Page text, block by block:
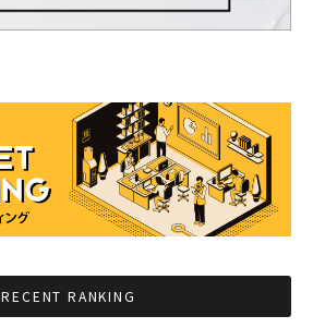
RECENT RANKING